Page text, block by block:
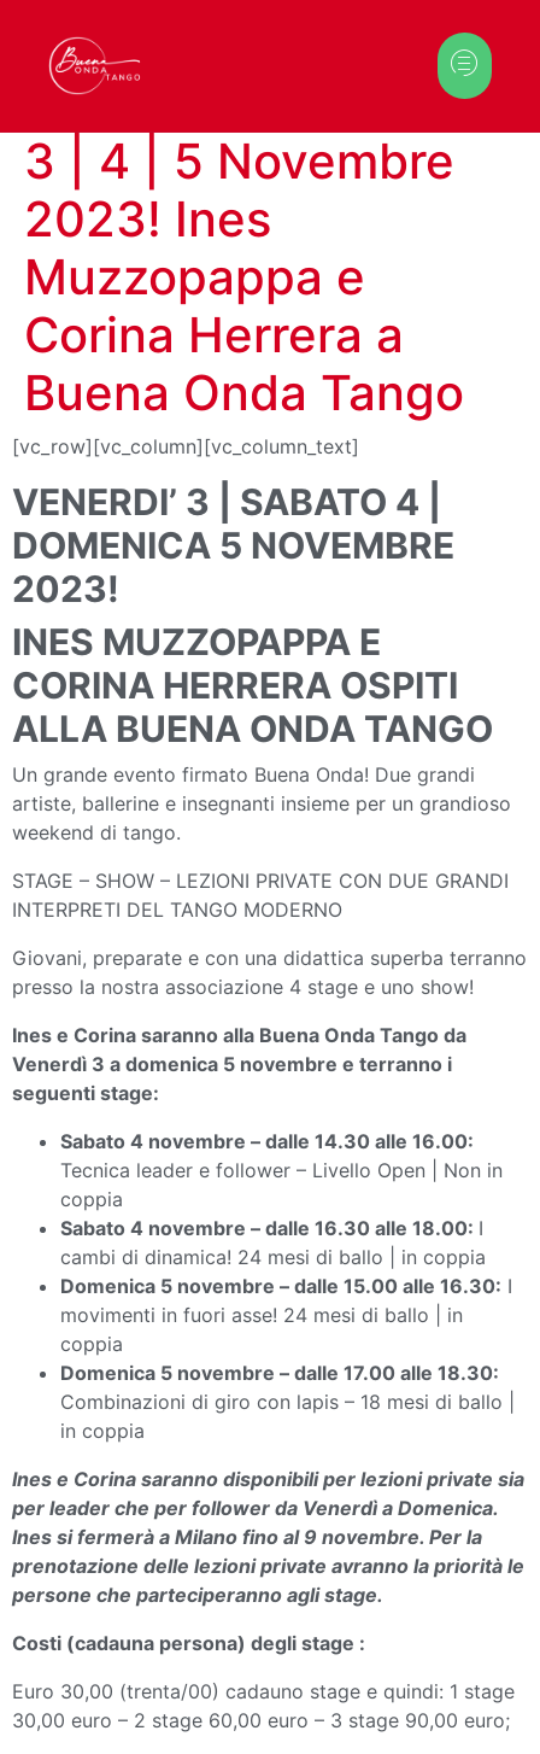
3 | 4 | 5 Novembre
2023! Ines
Muzzopappa e
Corina Herrera a
Buena Onda Tango
[vc_row][vc_column][vc_column_text]
VENERDI’ 3 | SABATO 4 |
DOMENICA 5 NOVEMBRE
2023!
INES MUZZOPAPPA E
CORINA HERRERA OSPITI
ALLA BUENA ONDA TANGO
Un grande evento firmato Buena Onda! Due grandi
artiste, ballerine e insegnanti insieme per un grandioso
weekend di tango.
STAGE – SHOW – LEZIONI PRIVATE CON DUE GRANDI
INTERPRETI DEL TANGO MODERNO
Giovani, preparate e con una didattica superba terranno
presso la nostra associazione 4 stage e uno show!
Ines e Corina saranno alla Buena Onda Tango da
Venerdì 3 a domenica 5 novembre e terranno i
seguenti stage:
Sabato 4 novembre – dalle 14.30 alle 16.00:
Tecnica leader e follower – Livello Open | Non in
coppia
Sabato 4 novembre – dalle 16.30 alle 18.00: I
cambi di dinamica! 24 mesi di ballo | in coppia
Domenica 5 novembre – dalle 15.00 alle 16.30: I
movimenti in fuori asse! 24 mesi di ballo | in
coppia
Domenica 5 novembre – dalle 17.00 alle 18.30:
Combinazioni di giro con lapis – 18 mesi di ballo |
in coppia
Ines e Corina saranno disponibili per lezioni private sia
per leader che per follower da Venerdì a Domenica.
Ines si fermerà a Milano fino al 9 novembre. Per la
prenotazione delle lezioni private avranno la priorità le
persone che parteciperanno agli stage.
Costi (cadauna persona) degli stage :
Euro 30,00 (trenta/00) cadauno stage e quindi: 1 stage
30,00 euro – 2 stage 60,00 euro – 3 stage 90,00 euro;